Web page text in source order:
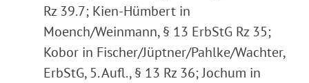
Rz 39.7; Kien-Hümbert in
Moench/Weinmann, § 13 ErbStG Rz 35;
Kobor in Fischer/Jüptner/Pahlke/Wachter,
ErbStG, 5. Aufl., § 13 Rz 36; Jochum in